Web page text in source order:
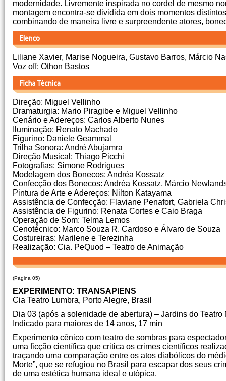
modernidade. Livremente inspirada no cordel de mesmo
montagem encontra-se dividida em dois momentos
combinando de maneira livre e surpreendente atores,
Liliane Xavier, Marise Nogueira, Gustavo Barros, Márcio
Voz off: Othon Bastos
Direção: Miguel Vellinho
Dramaturgia: Mario Piragibe e Miguel Vellinho
Cenário e Adereços: Carlos Alberto Nunes
Iluminação: Renato Machado
Figurino: Daniele Geammal
Trilha Sonora: André Abujamra
Direção Musical: Thiago Picchi
Fotografias: Simone Rodrigues
Modelagem dos Bonecos: Andréa Kossatz
Confecção dos Bonecos: Andréa Kossatz, Márcio
Pintura de Arte e Adereços: Nilton Katayama
Assistência de Confecção: Flaviane Penafort, Gabriela
Assistência de Figurino: Renata Cortes e Caio Braga
Operação de Som: Telma Lemos
Cenotécnico: Marco Souza R. Cardoso e Álvaro de Souza
Costureiras: Marilene e Terezinha
Realização: Cia. PeQuod – Teatro de Animação
(Página 05)
EXPERIMENTO: TRANSAPIENS
Cia Teatro Lumbra, Porto Alegre, Brasil
Dia 03 (após a solenidade de abertura) – Jardins do
Indicado para maiores de 14 anos, 17 min
Experimento cênico com teatro de sombras para
uma ficção científica que critica os crimes científicos
traçando uma comparação entre os atos diabólicos do
Morte”, que se refugiou no Brasil para escapar dos seus
de uma estética humana ideal e utópica.